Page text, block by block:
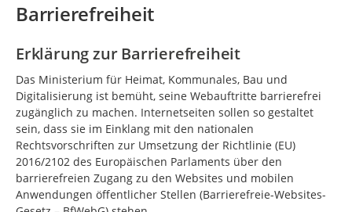
Barrierefreiheit
Erklärung zur Barrierefreiheit
Das Ministerium für Heimat, Kommunales, Bau und
Digitalisierung ist bemüht, seine Webauftritte barrierefrei
zugänglich zu machen. Internetseiten sollen so gestaltet
sein, dass sie im Einklang mit den nationalen
Rechtsvorschriften zur Umsetzung der Richtlinie (EU)
2016/2102 des Europäischen Parlaments über den
barrierefreien Zugang zu den Websites und mobilen
Anwendungen öffentlicher Stellen (Barrierefreie-Websites-